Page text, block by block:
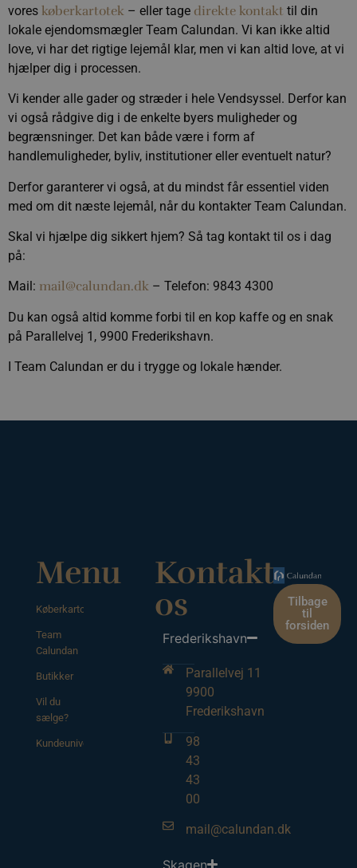
vores køberkartotek – eller tage direkte kontakt til din
lokale ejendomsmægler Team Calundan. Vi kan ikke altid
love, vi har det rigtige lejemål klar, men vi kan altid love, at vi
hjælper dig i processen.
Vi kender alle gader og stræder i hele Vendsyssel. Derfor kan
vi også rådgive dig i de enkelte byers muligheder og
begrænsninger. Det kan både være i form af
handlemuligheder, byliv, institutioner eller eventuelt natur?
Derfor garanterer vi også, at du mindst får essentiel viden
med om dit næste lejemål, når du kontakter Team Calundan.
Skal vi hjælpe dig sikkert hjem? Så tag kontakt til os i dag
på:
Mail: mail@calundan.dk – Telefon: 9843 4300
Du kan også altid komme forbi til en kop kaffe og en snak
på Parallelvej 1, 9900 Frederikshavn.
I Team Calundan er du i trygge og lokale hænder.
Menu
Køberkartotek
Team
Calundan
Butikker
Vil du
sælge?
Kundeunivers
Kontakt
os
Frederikshavn
Parallelvej 11
9900
Frederikshavn
98
43
43
00
mail@calundan.dk
Skagen
Tilbage
til
forsiden